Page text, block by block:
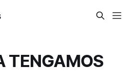
TENGAMOS